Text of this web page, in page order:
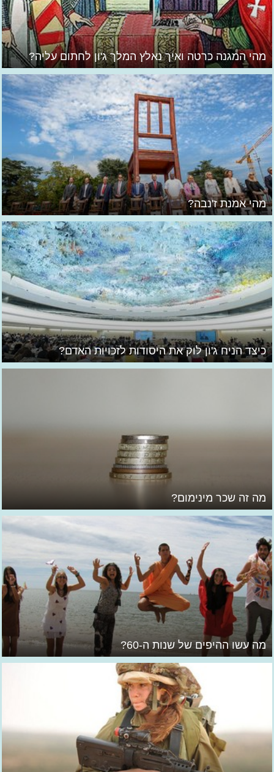
מהי המגנה כרטה ואיך נאלץ המלך ג'ון לחתום עליה?
מהי אמנת ז'נבה?
כיצד הניח ג'ון לוק את היסודות לזכויות האדם?
מה זה שכר מינימום?
מה עשו ההיפים של שנות ה-60?